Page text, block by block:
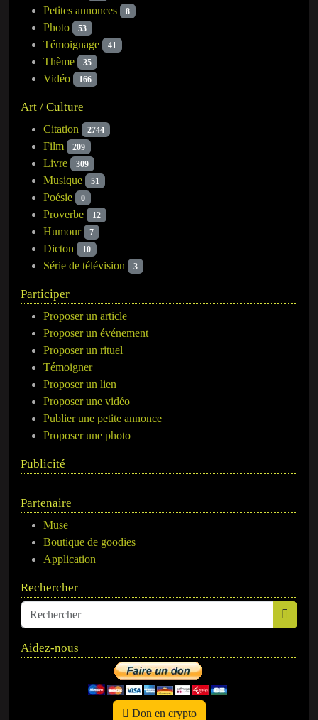
Petites annonces 8
Photo 53
Témoignage 41
Thème 35
Vidéo 166
Art / Culture
Citation 2744
Film 209
Livre 309
Musique 51
Poésie 0
Proverbe 12
Humour 7
Dicton 10
Série de télévision 3
Participer
Proposer un article
Proposer un événement
Proposer un rituel
Témoigner
Proposer un lien
Proposer une vidéo
Publier une petite annonce
Proposer une photo
Publicité
Partenaire
Muse
Boutique de goodies
Application
Rechercher
Aidez-nous
Don en crypto